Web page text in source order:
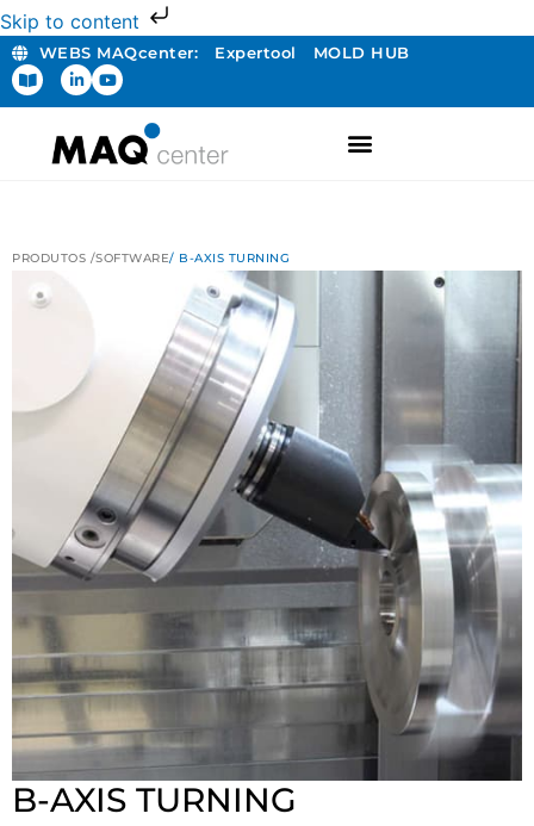
Skip to content
WEBS MAQcenter: Expertool MOLD HUB
PRODUTOS /SOFTWARE/ B-AXIS TURNING
B-AXIS TURNING